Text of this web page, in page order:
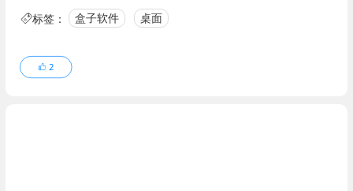
标签： 盒子软件 桌面
2